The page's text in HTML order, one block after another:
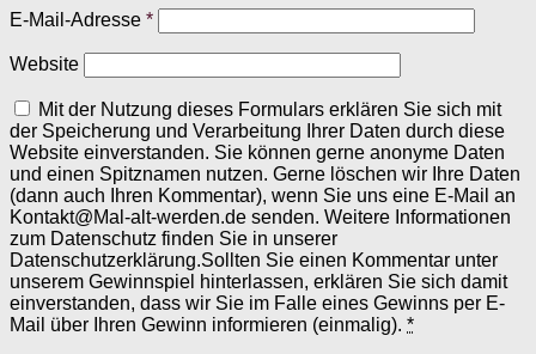
E-Mail-Adresse *
Website
Mit der Nutzung dieses Formulars erklären Sie sich mit
der Speicherung und Verarbeitung Ihrer Daten durch diese
Website einverstanden. Sie können gerne anonyme Daten
und einen Spitznamen nutzen. Gerne löschen wir Ihre Daten
(dann auch Ihren Kommentar), wenn Sie uns eine E-Mail an
Kontakt@Mal-alt-werden.de senden. Weitere Informationen
zum Datenschutz finden Sie in unserer
Datenschutzerklärung.Sollten Sie einen Kommentar unter
unserem Gewinnspiel hinterlassen, erklären Sie sich damit
einverstanden, dass wir Sie im Falle eines Gewinns per E-
Mail über Ihren Gewinn informieren (einmalig). *